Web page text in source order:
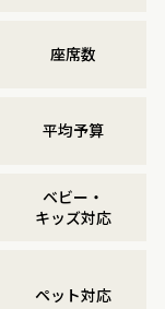
座席数
平均予算
ベビー・
キッズ対応
ペット対応